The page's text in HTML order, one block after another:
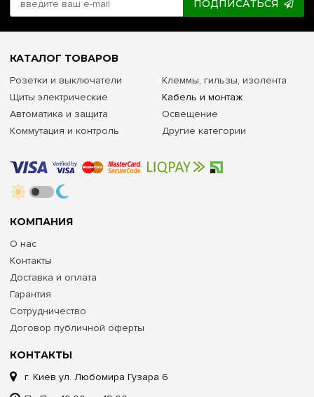
ПОДПИСАТЬСЯ
КОНТАКТЫ
г. Киев ул. Любомира Гузара 6
КОМПАНИЯ
О нас
Контакты
Доставка и оплата
Гарантия
Сотрудничество
Договор публичной оферты
КАТАЛОГ ТОВАРОВ
Розетки и выключатели
Щиты электрические
Автоматика и защита
Коммутация и контроль
Клеммы, гильзы, изолента
Кабель и монтаж
Освещение
Другие категории